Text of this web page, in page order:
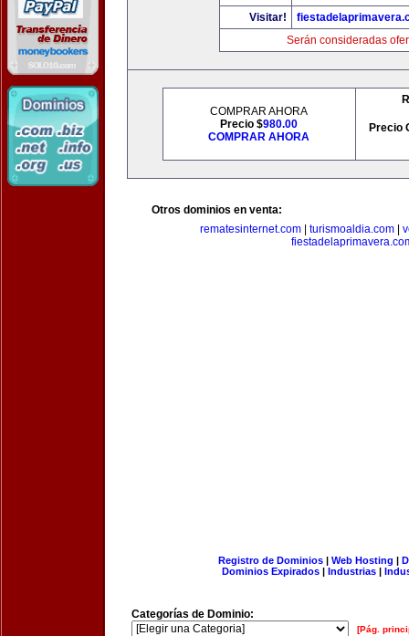
Visitar!
Serán consideradas
COMPRAR AHORA
Precio $980.00
COMPRAR AHORA
Precio
Otros dominios en venta:
rematesinternet.com| turismoaldia.com|
Registro de Dominios| Web Hosting |
Dominios Expirados | Industrias |
Categorías de Dominio:
[Pág.